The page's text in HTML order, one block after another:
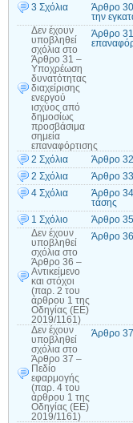
3 Σχόλια
Άρθρο 30
την
Δεν έχουν
υποβληθεί
σχόλια στο
Άρθρο 31 –
Υποχρέωση
δυνατότητας
διαχείρισης
ενεργού
ισχύος από
δημοσίως
προσβάσιμα
σημεία
επαναφόρτισης
Άρθρο 31
2 Σχόλια
Άρθρο 32
2 Σχόλια
Άρθρο 33
4 Σχόλια
Άρθρο 34
τάσης
1 Σχόλιο
Άρθρο 35
Δεν έχουν
υποβληθεί
σχόλια στο
Άρθρο 36 –
Αντικείμενο
και στόχοι
(παρ. 2 του
άρθρου 1 της
Οδηγίας (ΕΕ)
2019/1161)
Άρθρο 36
Δεν έχουν
υποβληθεί
σχόλια στο
Άρθρο 37 –
Πεδίο
εφαρμογής
(παρ. 4 του
άρθρου 1 της
Οδηγίας (ΕΕ)
2019/1161)
Άρθρο